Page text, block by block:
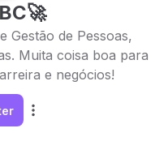
Gestão de Pessoas,
Muita coisa boa para
e negócios!